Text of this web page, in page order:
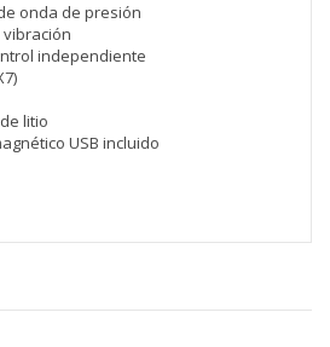
onda de presión
independiente
litio
USB incluido